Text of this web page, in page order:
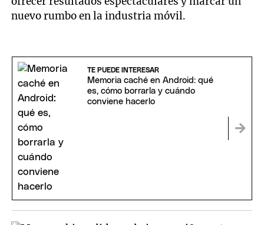
nuevo rumbo en la industria móvil.
TE PUEDE INTERESAR
Memoria caché en Android: qué
es, cómo borrarla y cuándo
conviene hacerlo